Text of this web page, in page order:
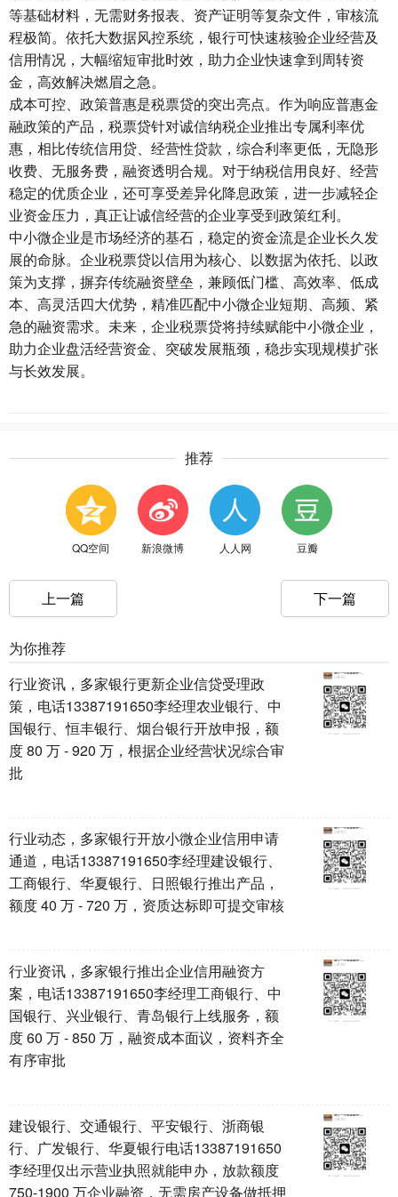
等基础材料，无需财务报表、资产证明等复杂文件，审核流
程极简。依托大数据风控系统，银行可快速核验企业经营及
信用情况，大幅缩短审批时效，助力企业快速拿到周转资
金，高效解决燃眉之急。
成本可控、政策普惠是税票贷的突出亮点。作为响应普惠金
融政策的产品，税票贷针对诚信纳税企业推出专属利率优
惠，相比传统信用贷、经营性贷款，综合利率更低，无隐形
收费、无服务费，融资透明合规。对于纳税信用良好、经营
稳定的优质企业，还可享受差异化降息政策，进一步减轻企
业资金压力，真正让诚信经营的企业享受到政策红利。
中小微企业是市场经济的基石，稳定的资金流是企业长久发
展的命脉。企业税票贷以信用为核心、以数据为依托、以政
策为支撑，摒弃传统融资壁垒，兼顾低门槛、高效率、低成
本、高灵活四大优势，精准匹配中小微企业短期、高频、紧
急的融资需求。未来，企业税票贷将持续赋能中小微企业，
助力企业盘活经营资金、突破发展瓶颈，稳步实现规模扩张
与长效发展。
推荐
QQ空间 新浪微博 人人网 豆瓣
上一篇 下一篇
为你推荐
行业资讯，多家银行更新企业信贷受理政
策，电话13387191650李经理农业银行、中
国银行、恒丰银行、烟台银行开放申报，额
度 80 万 - 920 万，根据企业经营状况综合审
批
行业动态，多家银行开放小微企业信用申请
通道，电话13387191650李经理建设银行、
工商银行、华夏银行、日照银行推出产品，
额度 40 万 - 720 万，资质达标即可提交审核
行业资讯，多家银行推出企业信用融资方
案，电话13387191650李经理工商银行、中
国银行、兴业银行、青岛银行上线服务，额
度 60 万 - 850 万，融资成本面议，资料齐全
有序审批 ​
建设银行、交通银行、平安银行、浙商银
行、广发银行、华夏银行电话13387191650
李经理仅出示营业执照就能申办，放款额度
750-1900 万企业融资，无需房产设备做抵押